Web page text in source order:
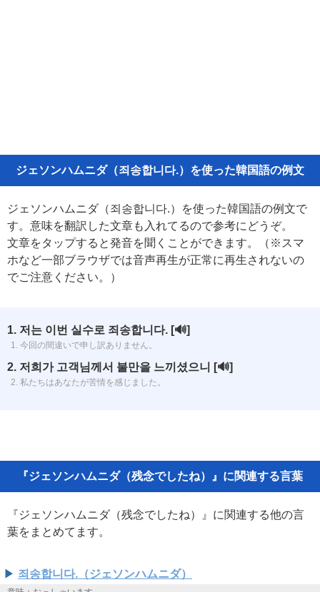
ジェソンハムニダ（죄송합니다.）を使った韓国語の例文
ジェソンハムニダ（죄송합니다.）を使った韓国語の例文で
す。意味を翻訳した文章も入れてるので参考にどうぞ。
文章をタップすると発音を聞くことができます。（※スマ
ホなど一部ブラウザでは音声再生が正常に再生されないの
でご注意ください。）
1. 저는 이번 실수로 죄송합니다. [🔊]
1. 今回の間違いで申し訳ありません。
2. 저희가 고객님께서 불만을 느끼셨으니 [🔊]
2. 私たちはあなたが苦情を感じました。
『ジェソンハムニダ（残念でしたね）』に関連する言葉
『ジェソンハムニダ（残念でしたね）』に関連する他の言
葉をまとめてます。
죄송합니다.（ジェソンハムニダ）